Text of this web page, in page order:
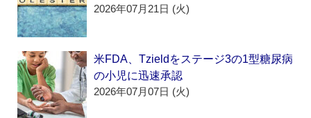
2026年07月21日 (火)
米FDA、Tzieldをステージ3の1型糖尿病
の小児に迅速承認
2026年07月07日 (火)